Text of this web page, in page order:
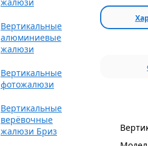
Вертикальные
алюминиевые
жалюзи
Вертикальные
фотожалюзи
Вертикальные
верёвочные
жалюзи Бриз